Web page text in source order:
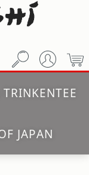
TRINKENTEE
JAPAN